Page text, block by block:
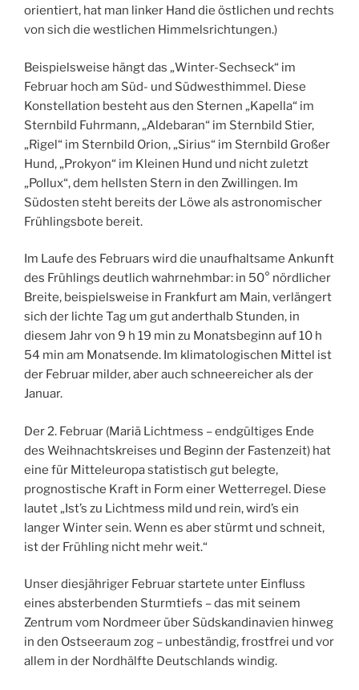
orientiert, hat man linker Hand die östlichen und rechts
von sich die westlichen Himmelsrichtungen.)
Beispielsweise hängt das „Winter-Sechseck“ im
Februar hoch am Süd- und Südwesthimmel. Diese
Konstellation besteht aus den Sternen „Kapella“ im
Sternbild Fuhrmann, „Aldebaran“ im Sternbild Stier,
„Rigel“ im Sternbild Orion, „Sirius“ im Sternbild Großer
Hund, „Prokyon“ im Kleinen Hund und nicht zuletzt
„Pollux“, dem hellsten Stern in den Zwillingen. Im
Südosten steht bereits der Löwe als astronomischer
Frühlingsbote bereit.
Im Laufe des Februars wird die unaufhaltsame Ankunft
des Frühlings deutlich wahrnehmbar: in 50° nördlicher
Breite, beispielsweise in Frankfurt am Main, verlängert
sich der lichte Tag um gut anderthalb Stunden, in
diesem Jahr von 9 h 19 min zu Monatsbeginn auf 10 h
54 min am Monatsende. Im klimatologischen Mittel ist
der Februar milder, aber auch schneereicher als der
Januar.
Der 2. Februar (Mariä Lichtmess – endgültiges Ende
des Weihnachtskreises und Beginn der Fastenzeit) hat
eine für Mitteleuropa statistisch gut belegte,
prognostische Kraft in Form einer Wetterregel. Diese
lautet „Ist’s zu Lichtmess mild und rein, wird’s ein
langer Winter sein. Wenn es aber stürmt und schneit,
ist der Frühling nicht mehr weit.“
Unser diesjähriger Februar startete unter Einfluss
eines absterbenden Sturmtiefs – das mit seinem
Zentrum vom Nordmeer über Südskandinavien hinweg
in den Ostseeraum zog – unbeständig, frostfrei und vor
allem in der Nordhälfte Deutschlands windig.